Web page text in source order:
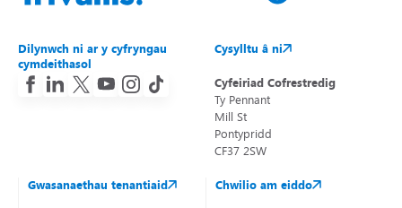
Dilynwch ni ar y cyfryngau
cymdeithasol
Cysylltu â ni
Cyfeiriad Cofrestredig
Ty Pennant
Mill St
Pontypridd
CF37 2SW
Gwasanaethau tenantiaid Chwilio am eiddo